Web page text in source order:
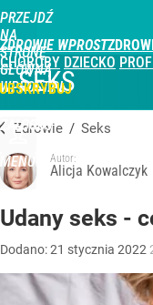
PRZEJDŹ
NA
STRONĘ
GŁÓWNĄ
WPROST.PL
ZDROWIE WPROST
CHOROBY DZIECKO
ZALOGUJ
MENU
SEKS
Zdrowie / Seks
Autor:
Alicja Kowalczyk
Udany seks -
Dodano:21 stycznia 2022